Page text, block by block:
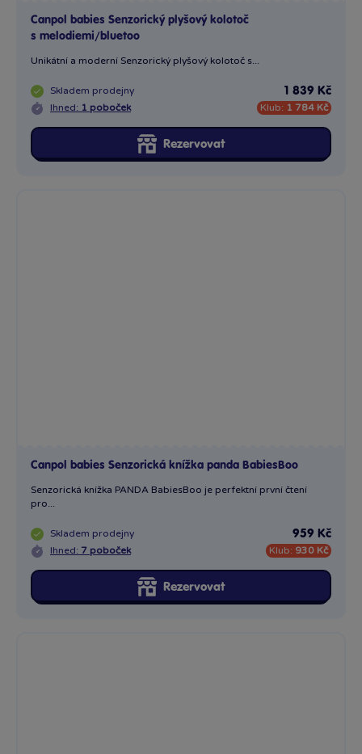
Canpol babies Senzorický plyšový kolotoč
s melodiemi/bluetoo
Unikátní a moderní Senzorický plyšový kolotoč s...
Skladem prodejny
Ihned: 1 poboček
1 839 Kč
Klub: 1 784 Kč
Rezervovat
Canpol babies Senzorická knížka panda BabiesBoo
Senzorická knížka PANDA BabiesBoo je perfektní první čtení
pro...
Skladem prodejny
Ihned: 7 poboček
959 Kč
Klub: 930 Kč
Rezervovat